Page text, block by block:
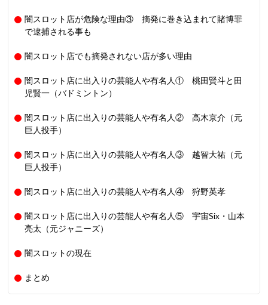
闇スロット店が危険な理由③ 摘発に巻き込まれて賭博罪
で逮捕される事も
闇スロット店でも摘発されない店が多い理由
闇スロット店に出入りの芸能人や有名人① 桃田賢斗と田
児賢一（バドミントン）
闇スロット店に出入りの芸能人や有名人② 高木京介（元
巨人投手）
闇スロット店に出入りの芸能人や有名人③ 越智大祐（元
巨人投手）
闇スロット店に出入りの芸能人や有名人④ 狩野英孝
闇スロット店に出入りの芸能人や有名人⑤ 宇宙Six・山本
亮太（元ジャニーズ）
闇スロットの現在
まとめ